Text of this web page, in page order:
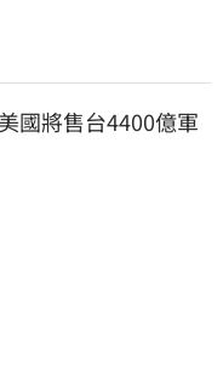
國將售台4400億軍